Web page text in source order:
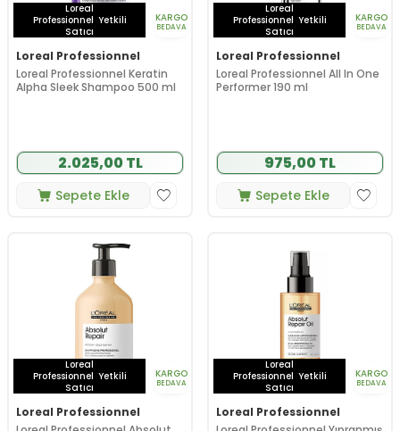
Loreal
Professionnel Yetkili
Satıcı
KARGO
BEDAVA
Loreal Professionnel
Loreal Professionnel Keratin
Alpha Sleek Shampoo 500 ml
2.025,00 TL
Sepete Ekle
Loreal
Professionnel Yetkili
Satıcı
KARGO
BEDAVA
Loreal Professionnel
Loreal Professionnel All In One
Performer 190 ml
975,00 TL
Sepete Ekle
Loreal
Professionnel Yetkili
Satıcı
KARGO
BEDAVA
Loreal Professionnel
Loreal
Professionnel Yetkili
Satıcı
KARGO
BEDAVA
Loreal Professionnel